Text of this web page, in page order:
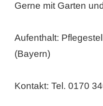
Gerne mit Garten
Aufenthalt:
(Bayern)
Kontakt: Tel. 0170